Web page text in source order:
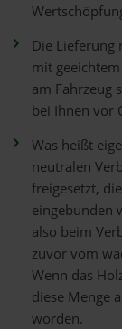
Die Lieferung
mit
am Fahrzeug
bei Ihnen vor
Was heißt
neutralen
freigesetzt,
eingebunden
also beim
zuvor vom
Wenn das
diese Menge
worden.